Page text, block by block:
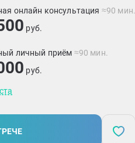
онлайн консультация ≈90 мин.
руб.
личный приём ≈90 мин.
руб.